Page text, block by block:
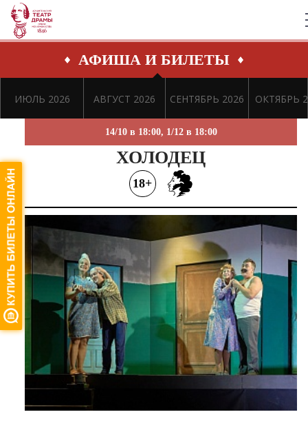
АФИША И БИЛЕТЫ
ИЮЛЬ 2026 АВГУСТ 2026 СЕНТЯБРЬ 2026 ОКТЯБРЬ
14/10 в 18:00, 1/12 в 18:00
ХОЛОДЕЦ
18+